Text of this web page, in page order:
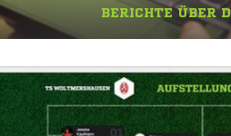
BERICHTE ÜBER